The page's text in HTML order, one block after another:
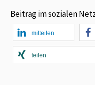
Beitrag im sozialen
mitteilen
teilen